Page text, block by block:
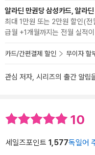
알라딘 만권당 삼성카드, 알라
최대 1만원 또는 2만원 할인(
급월 +1개월까지는 전월 실적
카드/간편결제 할인 무이자 할
관심 저자, 시리즈의 출간 알림
10
세일즈포인트 1,577독일어